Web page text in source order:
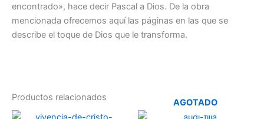
encontrado», hace decir Pascal a Dios. De la obra
mencionada ofrecemos aquí las páginas en las que se
describe el toque de Dios que le transforma.
Productos relacionados
AGOTADO